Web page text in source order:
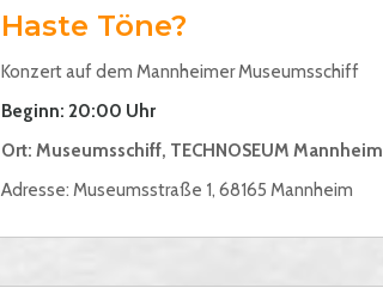
Haste Töne?
Konzert auf dem Mannheimer Museumsschiff
Beginn: 20:00 Uhr
Ort: Museumsschiff, TECHNOSEUM Mannheim
Adresse: Museumsstraße 1, 68165 Mannheim